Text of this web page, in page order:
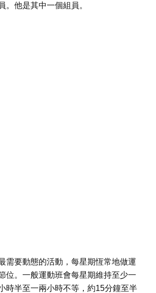
。他是其中一個組員。
需要動態的活動，每星期恆常地做運
位。一般運動班會每星期維持至少一
時半至一兩小時不等，約15分鐘至半